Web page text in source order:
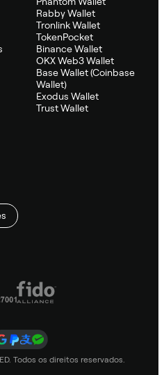
Rabby Wallet
Tronlink Wallet
TokenPocket
Binance Wallet
OKX Web3 Wallet
Base Wallet (Coinbase
Wallet)
Exodus Wallet
Trust Wallet
Todos os direitos reservados.